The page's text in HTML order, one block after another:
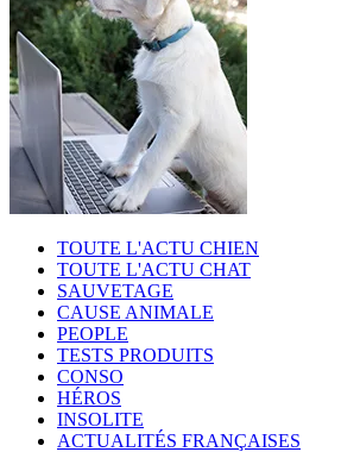
TOUTE L'ACTU CHIEN
TOUTE L'ACTU CHAT
SAUVETAGE
CAUSE ANIMALE
PEOPLE
TESTS PRODUITS
CONSO
HÉROS
INSOLITE
ACTUALITÉS FRANÇAISES